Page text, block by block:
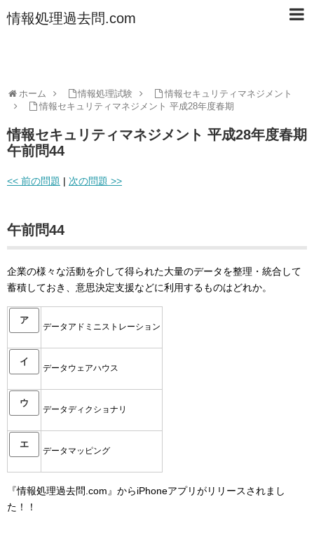
情報処理過去問.com
ホーム 情報処理試験
情報セキュリティマネジメント
情報セキュリティマネジメント 平成28年度春期
情報セキュリティマネジメント 平成28年度春期
午前問44
<< 前の問題 | 次の問題 >>
午前問44
企業の様々な活動を介して得られた大量のデータを整理・統合して
蓄積しておき、意思決定支援などに利用するものはどれか。
ア
データアドミニストレーション
イ
データウェアハウス
ウ
データディクショナリ
エ
データマッピング
『情報処理過去問.com』からiPhoneアプリがリリースされまし
た！！